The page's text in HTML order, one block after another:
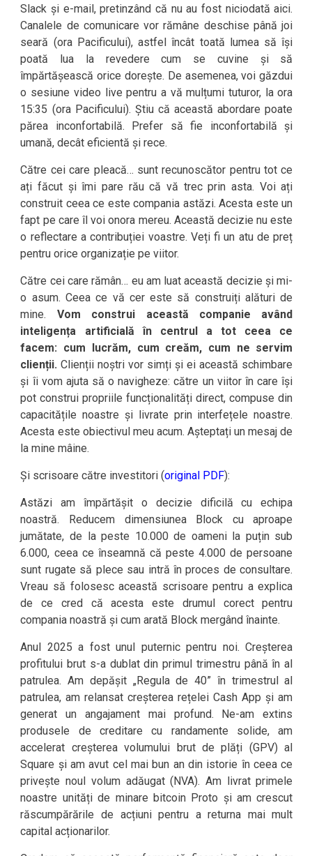
Slack și e-mail, pretinzând că nu au fost niciodată aici.
Canalele de comunicare vor rămâne deschise până joi
seară (ora Pacificului), astfel încât toată lumea să își
poată lua la revedere cum se cuvine și să
împărtășească orice dorește. De asemenea, voi găzdui
o sesiune video live pentru a vă mulțumi tuturor, la ora
15:35 (ora Pacificului). Știu că această abordare poate
părea inconfortabilă. Prefer să fie inconfortabilă și
umană, decât eficientă și rece.
Către cei care pleacă… sunt recunoscător pentru tot ce
ați făcut și îmi pare rău că vă trec prin asta. Voi ați
construit ceea ce este compania astăzi. Acesta este un
fapt pe care îl voi onora mereu. Această decizie nu este
o reflectare a contribuției voastre. Veți fi un atu de preț
pentru orice organizație pe viitor.
Către cei care rămân… eu am luat această decizie și mi-
o asum. Ceea ce vă cer este să construiți alături de
mine. Vom construi această companie având
inteligența artificială în centrul a tot ceea ce
facem: cum lucrăm, cum creăm, cum ne servim
clienții. Clienții noștri vor simți și ei această schimbare
și îi vom ajuta să o navigheze: către un viitor în care își
pot construi propriile funcționalități direct, compuse din
capacitățile noastre și livrate prin interfețele noastre.
Acesta este obiectivul meu acum. Așteptați un mesaj de
la mine mâine.
Și scrisoare către investitori (original PDF):
Astăzi am împărtășit o decizie dificilă cu echipa
noastră. Reducem dimensiunea Block cu aproape
jumătate, de la peste 10.000 de oameni la puțin sub
6.000, ceea ce înseamnă că peste 4.000 de persoane
sunt rugate să plece sau intră în proces de consultare.
Vreau să folosesc această scrisoare pentru a explica
de ce cred că acesta este drumul corect pentru
compania noastră și cum arată Block mergând înainte.
Anul 2025 a fost unul puternic pentru noi. Creșterea
profitului brut s-a dublat din primul trimestru până în al
patrulea. Am depășit „Regula de 40” în trimestrul al
patrulea, am relansat creșterea rețelei Cash App și am
generat un angajament mai profund. Ne-am extins
produsele de creditare cu randamente solide, am
accelerat creșterea volumului brut de plăți (GPV) al
Square și am avut cel mai bun an din istorie în ceea ce
privește noul volum adăugat (NVA). Am livrat primele
noastre unități de minare bitcoin Proto și am crescut
răscumpărările de acțiuni pentru a returna mai mult
capital acționarilor.